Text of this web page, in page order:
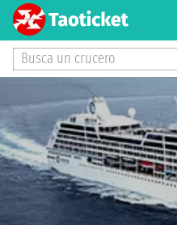
Busca un crucero